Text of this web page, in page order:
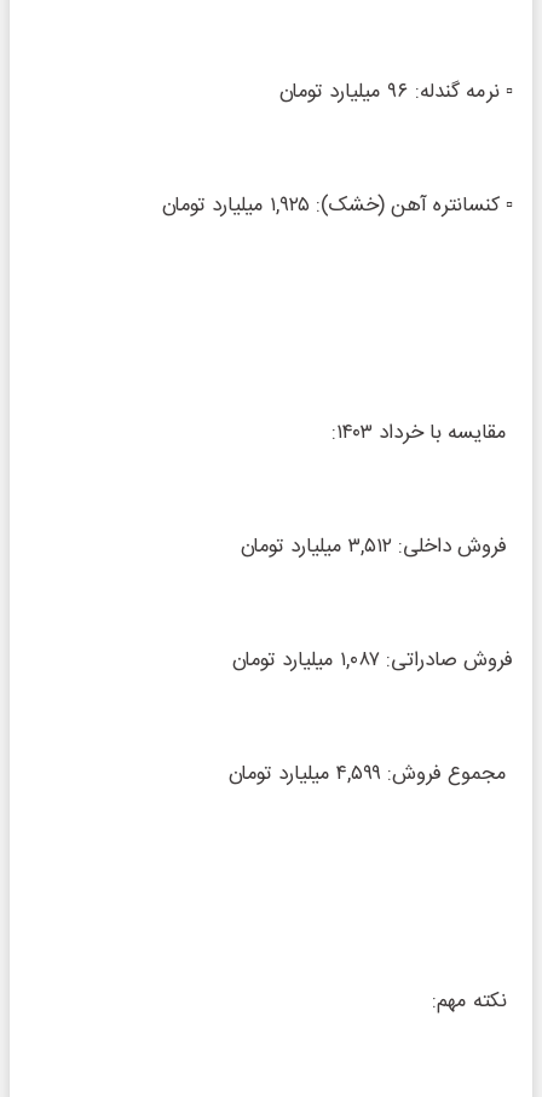
▫️ نرمه گندله: ۹۶ میلیارد تومان
▫️ کنسانتره آهن (خشک): ۱,۹۲۵ میلیارد تومان
مقایسه با خرداد ۱۴۰۳:
فروش داخلی: ۳,۵۱۲ میلیارد تومان
فروش صادراتی: ۱,۰۸۷ میلیارد تومان
مجموع فروش: ۴,۵۹۹ میلیارد تومان
نکته مهم: